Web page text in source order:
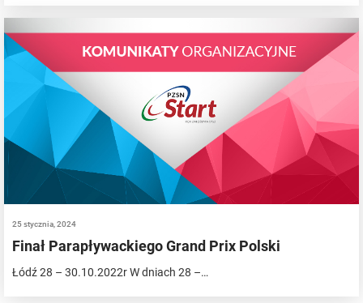
25 stycznia, 2024
Finał Parapływackiego Grand Prix Polski
Łódź 28 – 30.10.2022r W dniach 28 –…